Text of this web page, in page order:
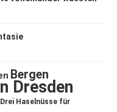
Bergen
Dresden
Drei Haselnüsse für